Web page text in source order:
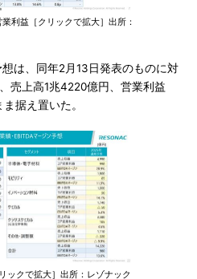
利益［クリックで拡大］出所：
は、同年2月13日発表のものに対
売上高1兆4220億円、営業利益
据え置いた。
ックで拡大］出所：レゾナック